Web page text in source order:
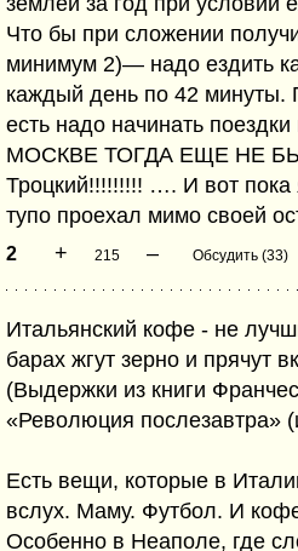
Что бы при сложении
минимум 2)— надо ездить
каждый день по 42
есть надо начинать
МОСКВЕ ТОГДА ЕЩЕ НЕ
Троцкий!!!!!!!!! …. И вот пока
тупо проехал мимо своей
2 + 215 – Обсудить (33)
Итальянский кофе - не
барах жгут зерно и прячут
(Выдержки из книги
«Революция послезавтра»
Есть вещи, которые в
вслух. Маму. Футбол. И
Особенно в Неаполе, где